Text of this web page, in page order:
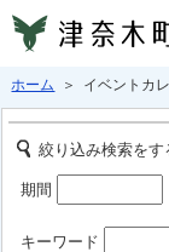
ホーム ＞ イベントカ
絞り込み検索をす
期間
キーワード